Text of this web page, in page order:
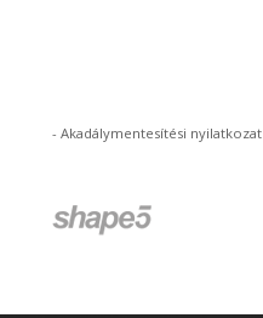
-Akadálymentesítési nyilatkozat